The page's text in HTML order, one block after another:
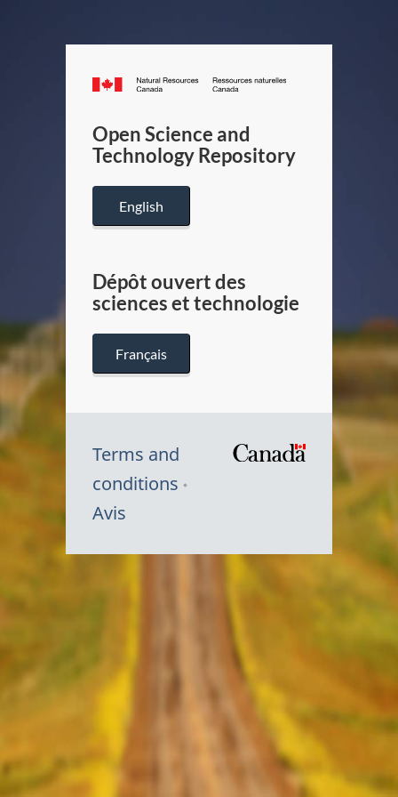
Canada.ca
/
Canada
Open Science and
Technology Repository
English
Dépôt ouvert des
sciences et technologie
Français
Terms and
conditions
Avis
Symbole
Canada